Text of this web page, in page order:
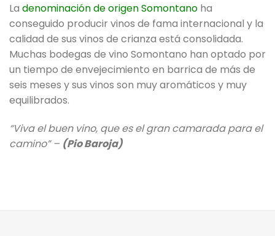
La denominación de origen Somontano ha
conseguido producir vinos de fama internacional y la
calidad de sus vinos de crianza está consolidada.
Muchas bodegas de vino Somontano han optado por
un tiempo de envejecimiento en barrica de más de
seis meses y sus vinos son muy aromáticos y muy
equilibrados.
“Viva el buen vino, que es el gran camarada para el
camino” – (Pio Baroja)